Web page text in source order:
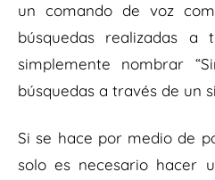
un comando de voz
búsquedas realizadas
simplemente nombrar
búsquedas a través de un
Si se hace por medio de
solo es necesario hacer